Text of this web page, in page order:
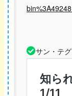
サン・テ